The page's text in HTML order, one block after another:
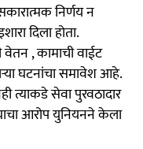
निर्णय न
दिला होता.
वेतन, कामाची वाईट
घटनांचासमावेश आहे.
त्याकडे सेवा पुरवठादार
आरोप युनियनने केला